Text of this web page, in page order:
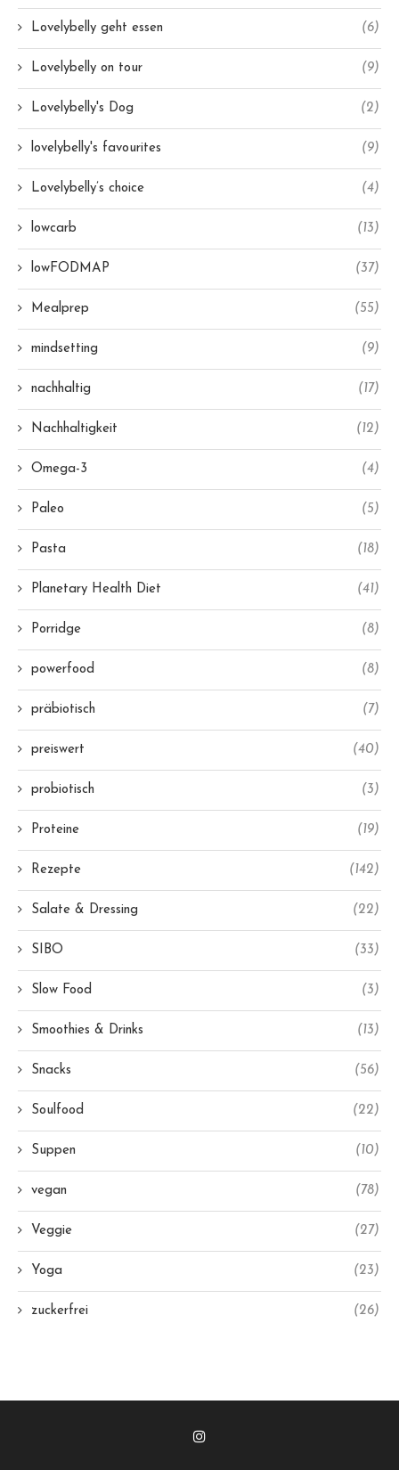
Lovelybelly geht essen (6)
Lovelybelly on tour (9)
Lovelybelly's Dog (2)
lovelybelly's favourites (9)
Lovelybelly’s choice (4)
lowcarb (13)
lowFODMAP (37)
Mealprep (55)
mindsetting (9)
nachhaltig (17)
Nachhaltigkeit (12)
Omega-3 (4)
Paleo (5)
Pasta (18)
Planetary Health Diet (41)
Porridge (8)
powerfood (8)
präbiotisch (7)
preiswert (40)
probiotisch (3)
Proteine (19)
Rezepte (142)
Salate & Dressing (22)
SIBO (33)
Slow Food (3)
Smoothies & Drinks (13)
Snacks (56)
Soulfood (22)
Suppen (10)
vegan (78)
Veggie (27)
Yoga (23)
zuckerfrei (26)